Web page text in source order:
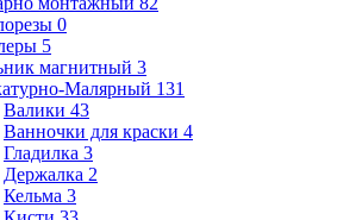
0
5
магнитный 3
Малярный 131
Валики 43
Ванночки для краски 4
Гладилка 3
Держалка 2
Кельма 3